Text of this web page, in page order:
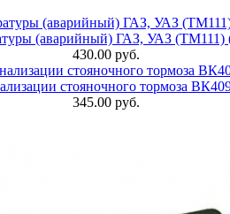
(аварийный) ГАЗ, УАЗ (ТМ111)
430.00 руб.
стояночного тормоза
345.00 руб.